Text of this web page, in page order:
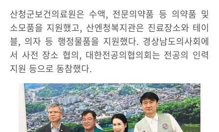
산청군보건의료원은 수액, 전문의약품 등 의약품 및
소모품을 지원했고, 산엔청복지관은 진료장소와 테이
블, 의자 등 행정물품을 지원했다. 경상남도의사회에
서 사전 장소 협의, 대한전공의협의회는 전공의 인력
지원 등으로 동참했다.